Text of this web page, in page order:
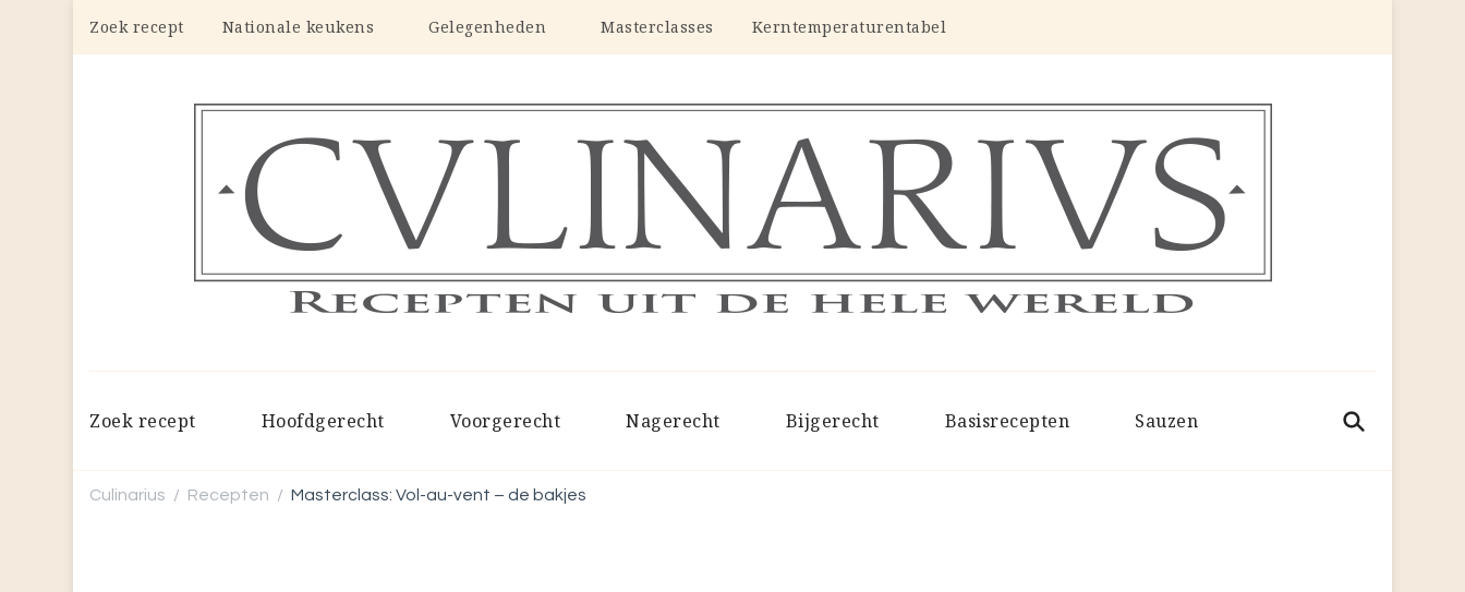
Zoek recept Nationale keukens Gelegenheden Masterclasses Kerntemperaturentabel
CULINARIUS
Zoek recept Hoofdgerecht Voorgerecht Nagerecht Bijgerecht Basisrecepten Sauzen
Culinarius / Recepten / Masterclass: Vol-au-vent – de bakjes